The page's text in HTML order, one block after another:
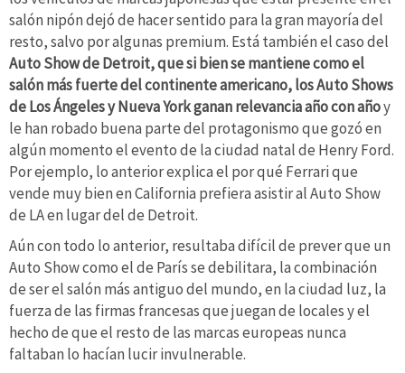
salón nipón dejó de hacer sentido para la gran mayoría del
resto, salvo por algunas premium. Está también el caso del
Auto Show de Detroit, que si bien se mantiene como el
salón más fuerte del continente americano, los Auto Shows
de Los Ángeles y Nueva York ganan relevancia año con añoy
le han robado buena parte del protagonismo que gozó en
algún momento el evento de la ciudad natal de Henry Ford.
Por ejemplo, lo anterior explica el por qué Ferrari que
vende muy bien en California prefiera asistir al Auto Show
de LA en lugar del de Detroit.
Aún con todo lo anterior, resultaba difícil de prever que un
Auto Show como el de París se debilitara, la combinación
de ser el salón más antiguo del mundo, en la ciudad luz, la
fuerza de las firmas francesas que juegan de locales y el
hecho de que el resto de las marcas europeas nunca
faltaban lo hacían lucir invulnerable.